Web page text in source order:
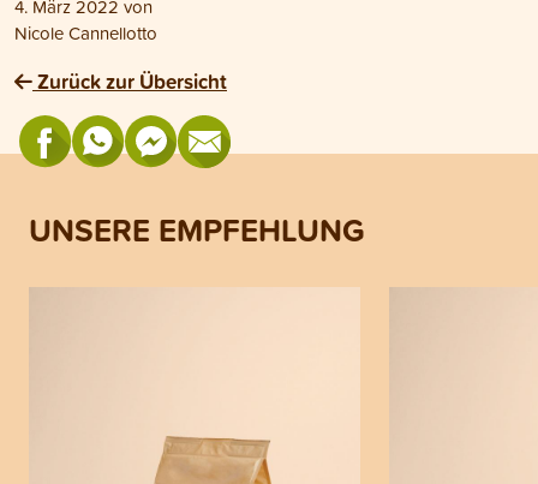
4. März 2022 von
Nicole Cannellotto
Zurück zur Übersicht
UNSERE EMPFEHLUNG